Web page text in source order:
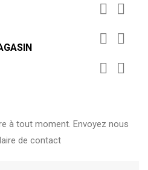
 
 
 
à tout moment. Envoyez nous
de contact